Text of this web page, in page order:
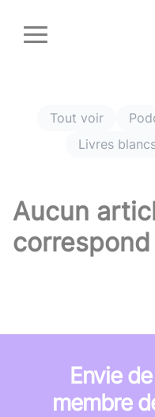
Tout voir
Livres
Aucun
Envie
membre